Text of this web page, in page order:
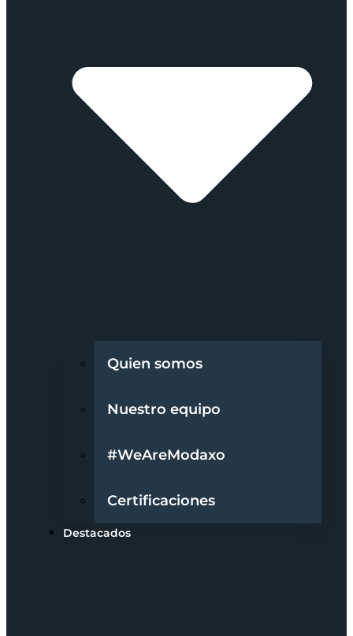
Quien somos
Nuestro equipo
#WeAreModaxo
Certificaciones
Destacados